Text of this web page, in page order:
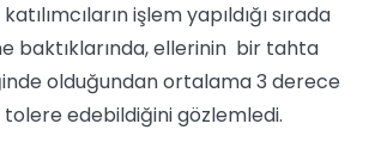
işlem yapıldığı sırada
baktıklarında, ellerinin bir tahta
olduğundan ortalama 3 derece
tolere edebildiğini gözlemledi.